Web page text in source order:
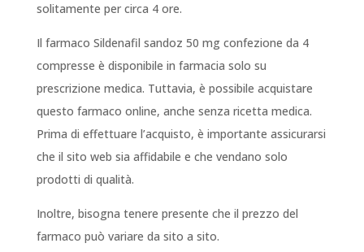
solitamente per circa 4 ore.
Il farmaco Sildenafil sandoz 50 mg confezione da 4
compresse è disponibile in farmacia solo su
prescrizione medica. Tuttavia, è possibile acquistare
questo farmaco online, anche senza ricetta medica.
Prima di effettuare l’acquisto, è importante assicurarsi
che il sito web sia affidabile e che vendano solo
prodotti di qualità.
Inoltre, bisogna tenere presente che il prezzo del
farmaco può variare da sito a sito.